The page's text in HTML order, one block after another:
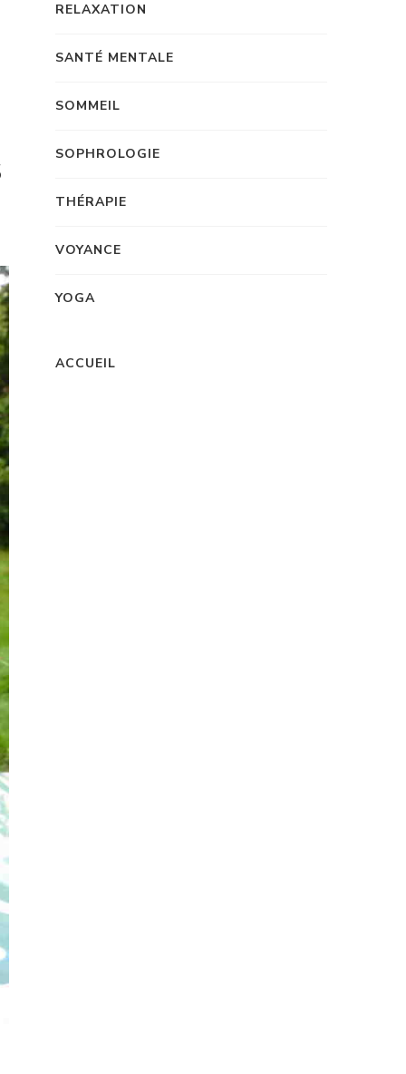
RELAXATION
SANTÉ MENTALE
SOMMEIL
SOPHROLOGIE
THÉRAPIE
VOYANCE
YOGA
ACCUEIL